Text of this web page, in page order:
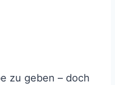
zu geben – doch